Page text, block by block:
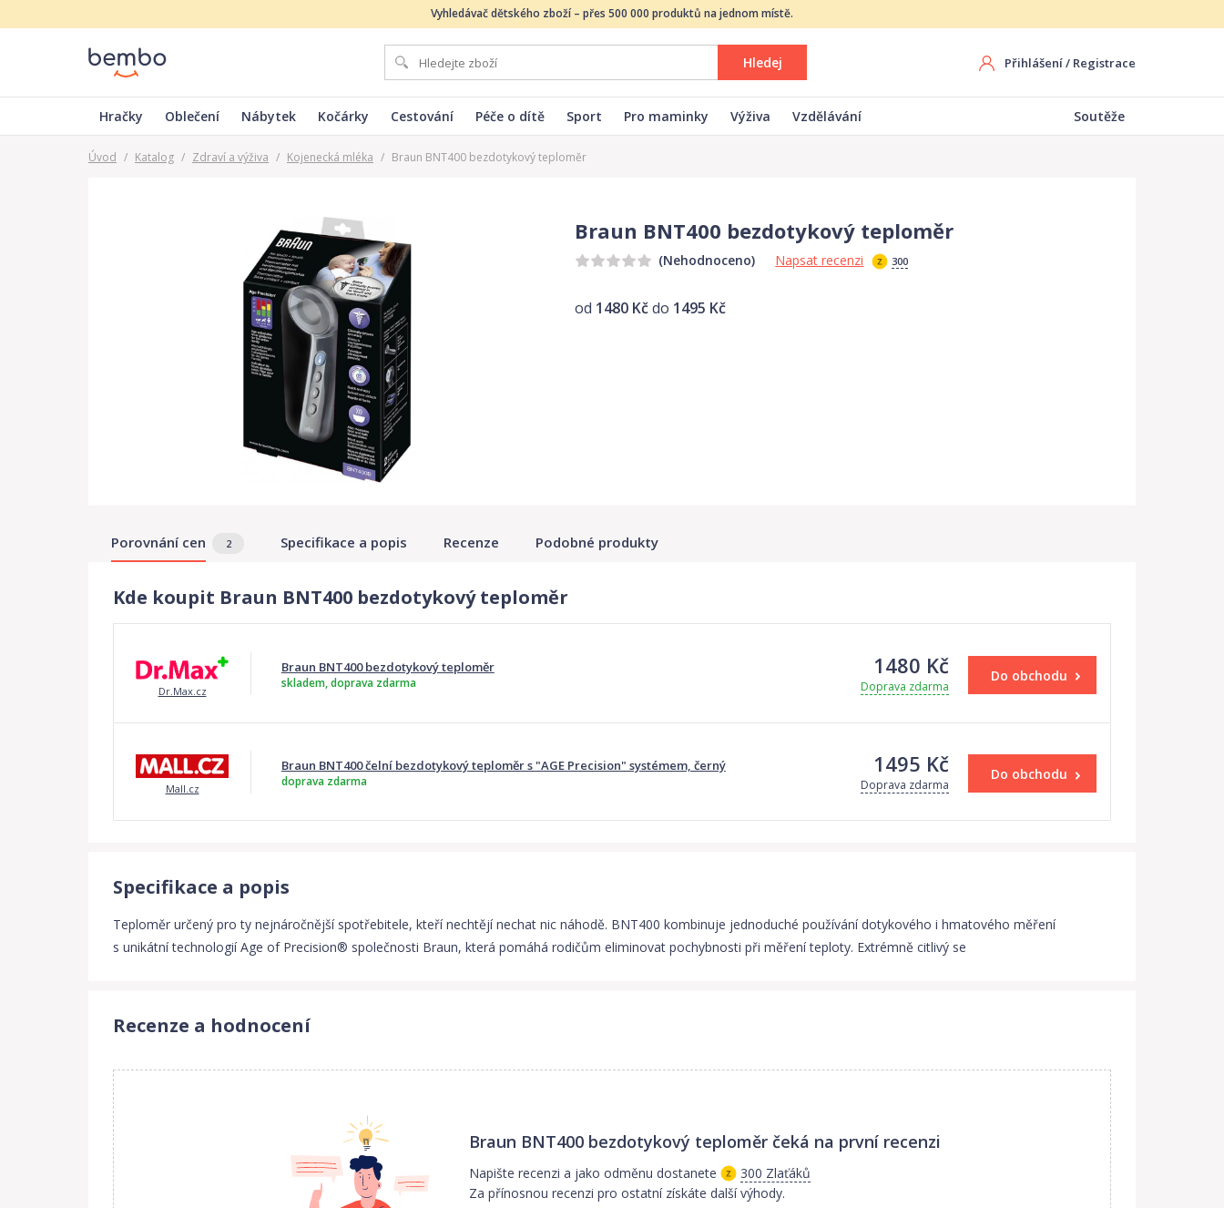
Vyhledávač dětského zboží – přes 500 000 produktů na jednom místě.
Hledej Přihlášení/ Registrace
Hračky Oblečení Nábytek Kočárky Cestování Péče o dítě Sport Pro maminky Výživa Vzdělávání Soutěže
Úvod / Katalog / Zdraví a výživa / Kojenecká mléka / Braun BNT400 bezdotykový teploměr
Braun BNT400 bezdotykový teploměr
(Nehodnoceno) Napsat recenzi 300
od 1480 Kčdo 1495 Kč
Porovnání cen 2 Specifikace a popis Recenze Podobné produkty
Kde koupit Braun BNT400 bezdotykový teploměr
Dr.Max.cz
Braun BNT400 bezdotykový teploměr
skladem, doprava zdarma
1480 Kč
Doprava zdarma
Do obchodu
Mall.cz
Braun BNT400 čelní bezdotykový teploměr s "AGE Precision" systémem, černý
doprava zdarma
1495 Kč
Doprava zdarma
Do obchodu
Specifikace a popis
Teploměr určený pro ty nejnáročnější spotřebitele, kteří nechtějí nechat nic náhodě. BNT400 kombinuje jednoduché používání dotykového i hmatového měření
s unikátní technologií Age of Precision® společnosti Braun, která pomáhá rodičům eliminovat pochybnosti při měření teploty. Extrémně citlivý se
Recenze a hodnocení
Braun BNT400 bezdotykový teploměr čeká na první recenzi
Napište recenzi a jako odměnu dostanete
300 Zlaťáků
Za přínosnou recenzi pro ostatní získáte další výhody.